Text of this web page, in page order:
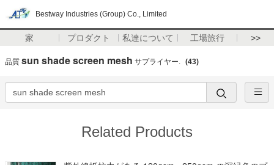
Bestway Industries (Group) Co., Limited
家 プロダクト 私達について 工場旅行 >>
品質 sun shade screen mesh サプライヤー. (43)
Related Products